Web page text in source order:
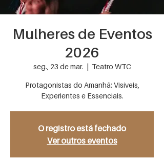
Mulheres de Eventos
2026
seg., 23 de mar.
  |
Teatro WTC
Protagonistas do Amanhã: Visíveis,
Experientes e Essenciais.
O registro está fechado
Ver outros eventos